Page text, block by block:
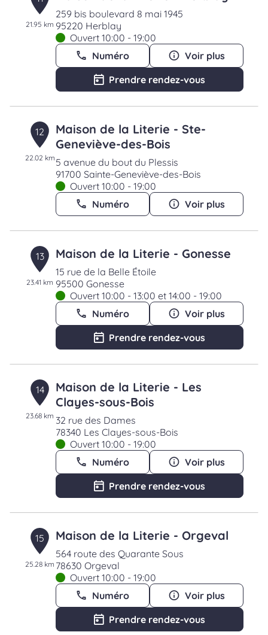
21.95 km
259 bis boulevard 8 mai 1945
95220 Herblay
Ouvert 10:00 - 19:00
Numéro
Voir plus
Prendre rendez-vous
12
22.02 km
Maison de la Literie - Ste-
Geneviève-des-Bois
5 avenue du bout du Plessis
91700 Sainte-Geneviève-des-Bois
Ouvert 10:00 - 19:00
Numéro
Voir plus
13
23.41 km
Maison de la Literie - Gonesse
15 rue de la Belle Étoile
95500 Gonesse
Ouvert 10:00 - 13:00 et 14:00 - 19:00
Numéro
Voir plus
Prendre rendez-vous
14
23.68 km
Maison de la Literie - Les
Clayes-sous-Bois
32 rue des Dames
78340 Les Clayes-sous-Bois
Ouvert 10:00 - 19:00
Numéro
Voir plus
Prendre rendez-vous
15
25.28 km
Maison de la Literie - Orgeval
564 route des Quarante Sous
78630 Orgeval
Ouvert 10:00 - 19:00
Numéro
Voir plus
Prendre rendez-vous